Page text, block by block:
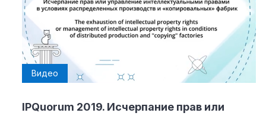
Видео
IPQuorum 2019. Исчерпание прав или